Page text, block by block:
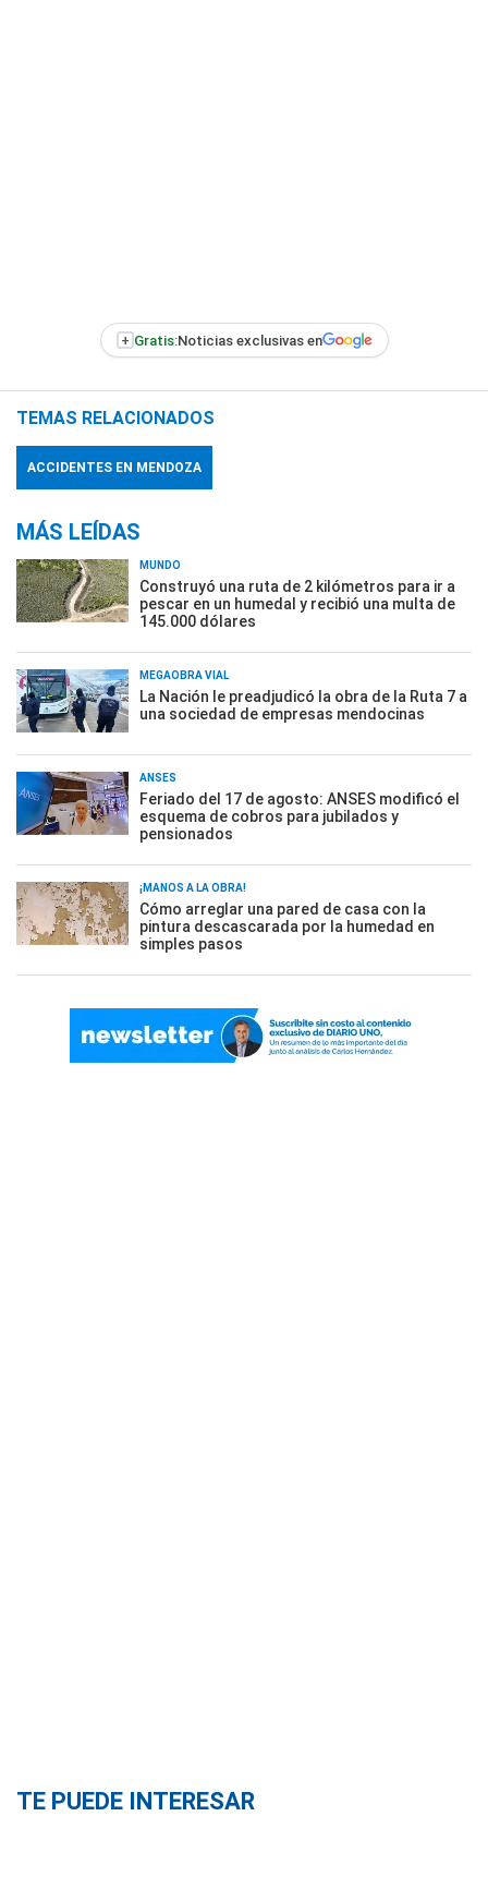
+ Gratis:Noticias exclusivas en
TEMAS RELACIONADOS
ACCIDENTES EN MENDOZA
MÁS LEÍDAS
MUNDO
Construyó una ruta de 2 kilómetros para ir a
pescar en un humedal y recibió una multa de
145.000 dólares
MEGAOBRA VIAL
La Nación le preadjudicó la obra de la Ruta 7 a
una sociedad de empresas mendocinas
ANSES
Feriado del 17 de agosto: ANSES modificó el
esquema de cobros para jubilados y
pensionados
¡MANOS A LA OBRA!
Cómo arreglar una pared de casa con la
pintura descascarada por la humedad en
simples pasos
TE PUEDE INTERESAR